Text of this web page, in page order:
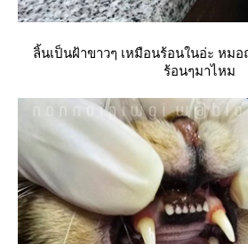
ลิ้นเป็นฝ้าขาวๆ เหมือนร้อนในอ่ะ หมอ
ร้อนๆมาไหม